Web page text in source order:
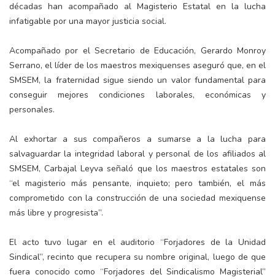
décadas han acompañado al Magisterio Estatal en la lucha
infatigable por una mayor justicia social.
Acompañado por el Secretario de Educación, Gerardo Monroy
Serrano, el líder de los maestros mexiquenses aseguró que, en el
SMSEM, la fraternidad sigue siendo un valor fundamental para
conseguir mejores condiciones laborales, económicas y
personales.
Al exhortar a sus compañeros a sumarse a la lucha para
salvaguardar la integridad laboral y personal de los afiliados al
SMSEM, Carbajal Leyva señaló que los maestros estatales son
“el magisterio más pensante, inquieto; pero también, el más
comprometido con la construcción de una sociedad mexiquense
más libre y progresista”.
El acto tuvo lugar en el auditorio “Forjadores de la Unidad
Sindical”, recinto que recupera su nombre original, luego de que
fuera conocido como “Forjadores del Sindicalismo Magisterial”